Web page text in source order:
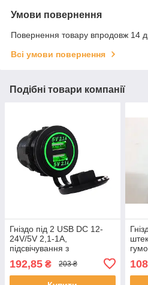
Умови повернення
Повернення товару впродовж 14
Всі умови повернення
Подібні товари компанії
Гніздо під 2 USB DC 12-
24V/5V 2,1-1A,
підсвічування з
GREEN
192,85 ₴ 203 ₴